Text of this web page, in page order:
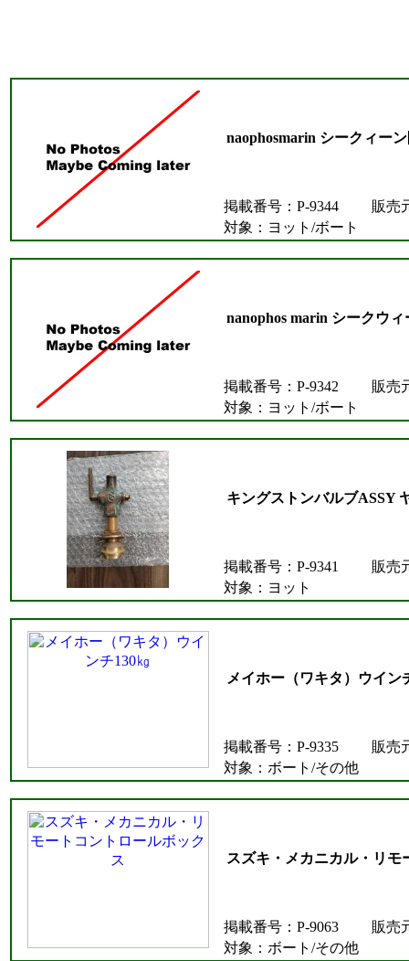
naophosmarin シークィー
掲載番号：P-9344
販売
対象：ヨット/ボート
nanophos marin シークウ
掲載番号：P-9342
販売
対象：ヨット/ボート
キングストンバルブASSY
掲載番号：P-9341
販売
対象：ヨット
メイホー（ワキタ）ウイン
掲載番号：P-9335
販売
対象：ボート/その他
スズキ・メカニカル・リ
掲載番号：P-9063
販売
対象：ボート/その他